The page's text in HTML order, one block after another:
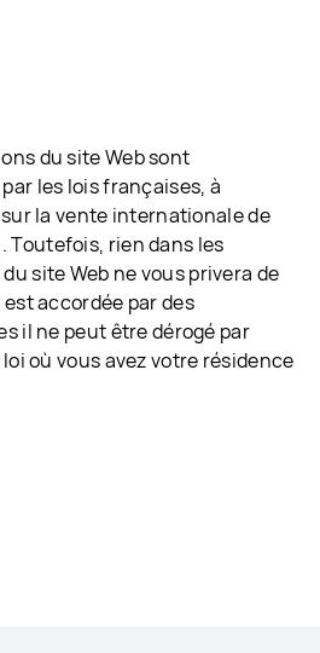
du site Web sont
les lois françaises, à
la vente internationale de
Toutefois, rien dans les
site Web ne vous privera de
accordée par des
il ne peut être dérogé par
où vous avez votre résidence